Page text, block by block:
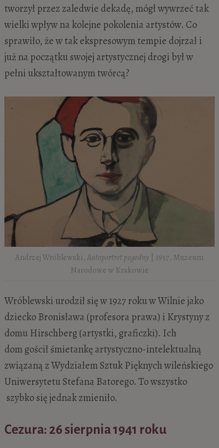
tworzył przez zaledwie dekadę, mógł wywrzeć tak
wielki wpływ na kolejne pokolenia artystów. Co
sprawiło, że w tak ekspresowym tempie dojrzał i
już na początku swojej artystycznej drogi był w
pełni ukształtowanym twórcą?
Andrzej Wróblewski,Autoportret pogodny | 1957, Muzeum
Narodowe w Krakowie
Wróblewski urodził się w 1927 roku w Wilnie jako
dziecko Bronisława (profesora prawa) i Krystyny z
domu Hirschberg (artystki, graficzki). Ich
dom gościł śmietankę artystyczno-intelektualną
związaną z Wydziałem Sztuk Pięknych wileńskiego
Uniwersytetu Stefana Batorego. To wszystko
szybko się jednak zmieniło.
Cezura: 26 sierpnia 1941 roku